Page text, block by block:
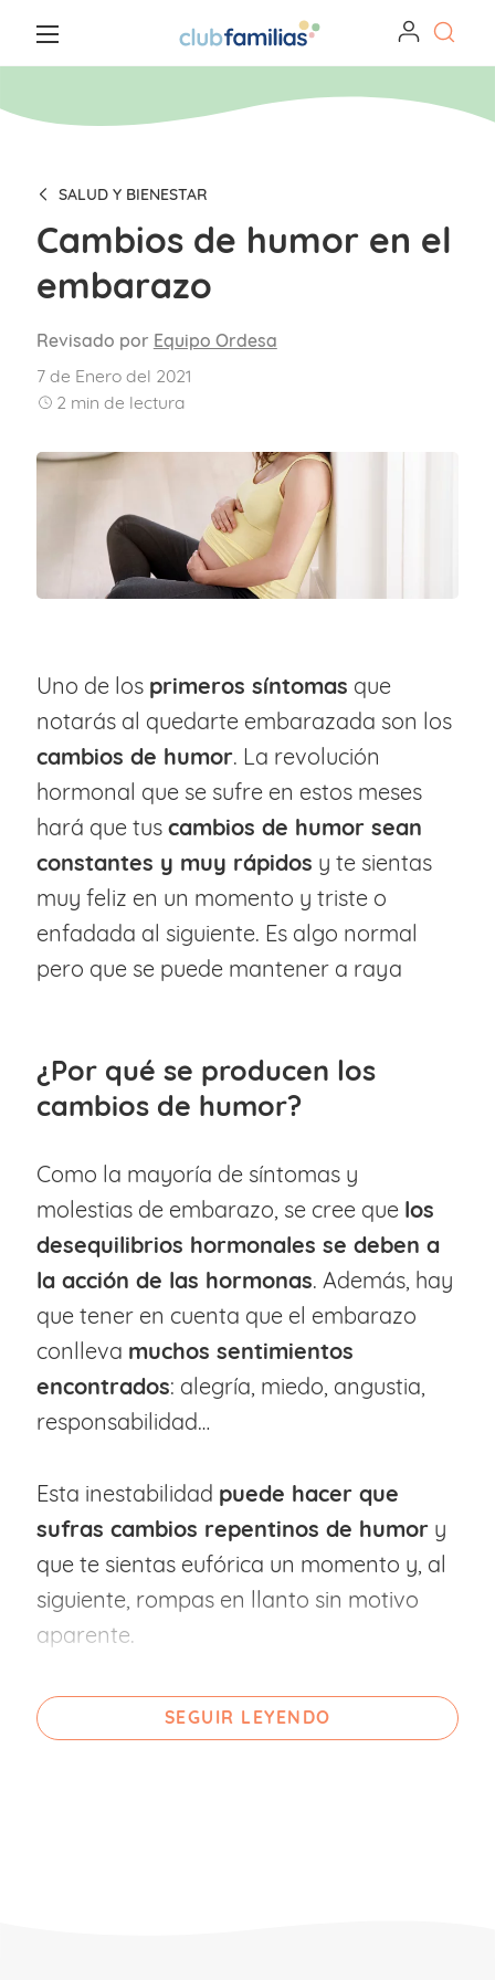
SALUD Y BIENESTAR
Cambios de humor en el
embarazo
Revisado por Equipo Ordesa
7 de Enero del 2021
2 min de lectura
Uno de los primeros síntomas que
notarás al quedarte embarazada son los
cambios de humor. La revolución
hormonal que se sufre en estos meses
hará que tus cambios de humor sean
constantes y muy rápidos y te sientas
muy feliz en un momento y triste o
enfadada al siguiente. Es algo normal
pero que se puede mantener a raya
¿Por qué se producen los
cambios de humor?
Como la mayoría de síntomas y
molestias de embarazo, se cree que los
desequilibrios hormonales se deben a
la acción de las hormonas. Además, hay
que tener en cuenta que el embarazo
conlleva muchos sentimientos
encontrados: alegría, miedo, angustia,
responsabilidad…
Esta inestabilidad puede hacer que
sufras cambios repentinos de humory
que te sientas eufórica un momento y, al
siguiente, rompas en llanto sin motivo
aparente.
Asimismo, es normal experimentar
diferentes sensaciones negativas
SEGUIR LEYENDO